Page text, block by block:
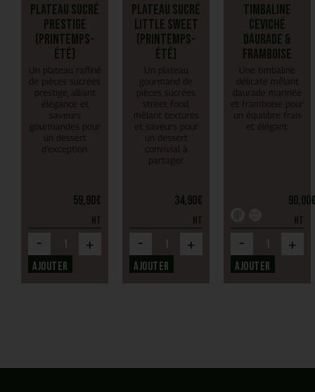
Plateau Sucré
Prestige
(Printemps-
Été)
Un plateau raffiné
de pièces sucrées
prestige, alliant
élégance et
saveurs
gourmandes pour
un dessert
d’exception.
59,90€
HT
- +
Ajouter
Plateau Sucré
Little Sweet
(Printemps-
Été)
Un plateau
gourmand de
pièces sucrées
street food,
mêlant textures
et saveurs pour
un dessert
convivial à
partager.
34,90€
HT
- +
Ajouter
Timbaline
Ceviché
daurade &
framboise
Une timbaline
délicate mêlant
daurade marinée
et framboise pour
un équilibre frais
et élégant.
90,00
HT
- +
Ajouter